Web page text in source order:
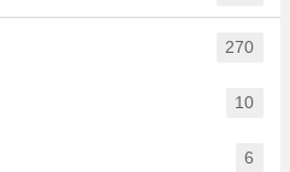
270
10
6